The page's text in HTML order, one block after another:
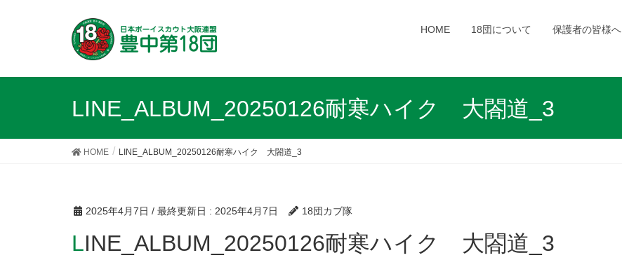
HOME 18団について 保護者の皆様へ
LINE_ALBUM_20250126耐寒ハイク 大閤道_3
HOME LINE_ALBUM_20250126耐寒ハイク 大閤道_3
2025年4月7日 / 最終更新日 : 2025年4月7日 18団カブ隊
LINE_ALBUM_20250126耐寒ハイク 大閤道_3